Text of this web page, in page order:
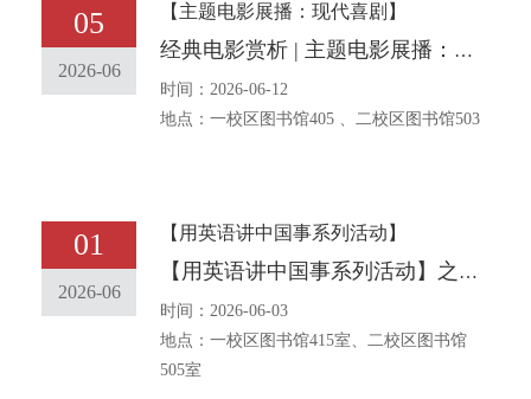
05
2026-06
【主题电影展播：现代喜剧】
经典电影赏析 | 主题电影展播：现代喜剧
时间：2026-06-12
地点：一校区图书馆405 、二校区图书馆503
01
2026-06
【用英语讲中国事系列活动】
【用英语讲中国事系列活动】之三十三 中华传统文化主题口语角报名通知 [The traditional Chinese and English Corner event] No. 33 Notice on Entering for the English Corner with the Theme of Chinese Traditional Culture
时间：2026-06-03
地点：一校区图书馆415室、二校区图书馆
505室